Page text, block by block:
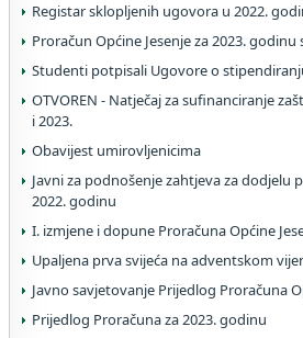
Registar sklopljenih ugovora u 2022.
Proračun Općine Jesenje za 2023. godinu
Studenti potpisali Ugovore o
OTVOREN - Natječaj za sufinanciranje
i 2023.
Obavijest umirovljenicima
Javni za podnošenje zahtjeva za
2022. godinu
I. izmjene i dopune Proračuna Općine
Upaljena prva svijeća na adventskom
Javno savjetovanje Prijedlog Proračuna
Prijedlog Proračuna za 2023. godinu